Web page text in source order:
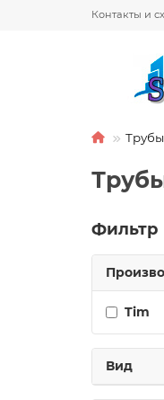
Контакты и
Фильтр
Tim
Вид